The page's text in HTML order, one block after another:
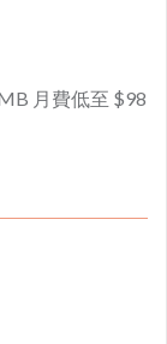
月費低至 $98